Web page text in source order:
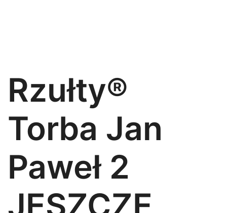
Rzułty®
Torba Jan
Paweł 2
JESZCZE